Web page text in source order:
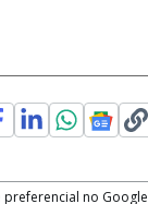
no Google